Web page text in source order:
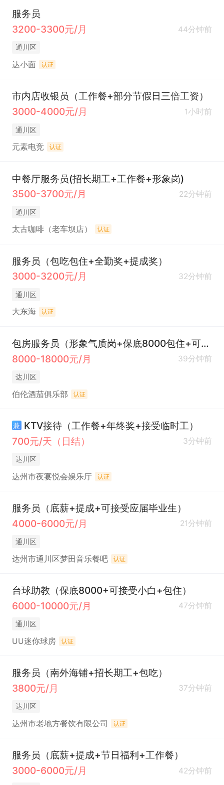
服务员
3200-3300元/月
44分钟前
通川区
达小面 认证
市内店收银员（工作餐+部分节假日三倍工资）
3000-4000元/月
1小时前
通川区
元素电竞 认证
中餐厅服务员(招长期工+工作餐+形象岗)
3500-3700元/月
22分钟前
通川区
太古咖啡（老车坝店） 认证
服务员（包吃包住+全勤奖+提成奖）
3000-3200元/月
32分钟前
通川区
大东海 认证
包房服务员（形象气质岗+保底8000包住+可预支工资）
8000-18000元/月
39分钟前
达川区
伯伦酒茄俱乐部 认证
兼 KTV接待（工作餐+年终奖+接受临时工）
700元/天（日结）
3分钟前
达川区
达州市夜宴悦会娱乐厅 认证
服务员（底薪+提成+可接受应届毕业生）
4000-6000元/月
21分钟前
通川区
达州市通川区梦田音乐餐吧 认证
台球助教（保底8000+可接受小白+包住）
6000-10000元/月
47分钟前
通川区
UU迷你球房 认证
服务员（南外海铺+招长期工+包吃）
3800元/月
37分钟前
达川区
达州市老地方餐饮有限公司 认证
服务员（底薪+提成+节日福利+工作餐）
3000-6000元/月
42分钟前